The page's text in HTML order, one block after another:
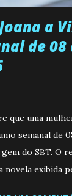
a
de 08
que uma
semanal de
do SBT. O
novela exibida